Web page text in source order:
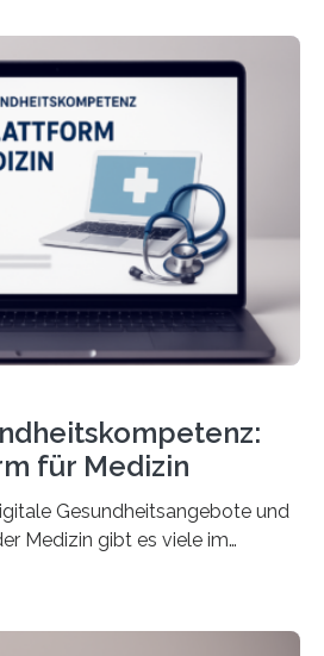
Ruhr-Universität Bochum in
über die
in Echtzeit an das Sprachmodell
Die Künstliche Intelligenz
Sprache des Körpers
keinen bewussten
für Medizin
Gesundheitsangebote und
Medizin gibt es viele im
abgesicherten Inhalten?